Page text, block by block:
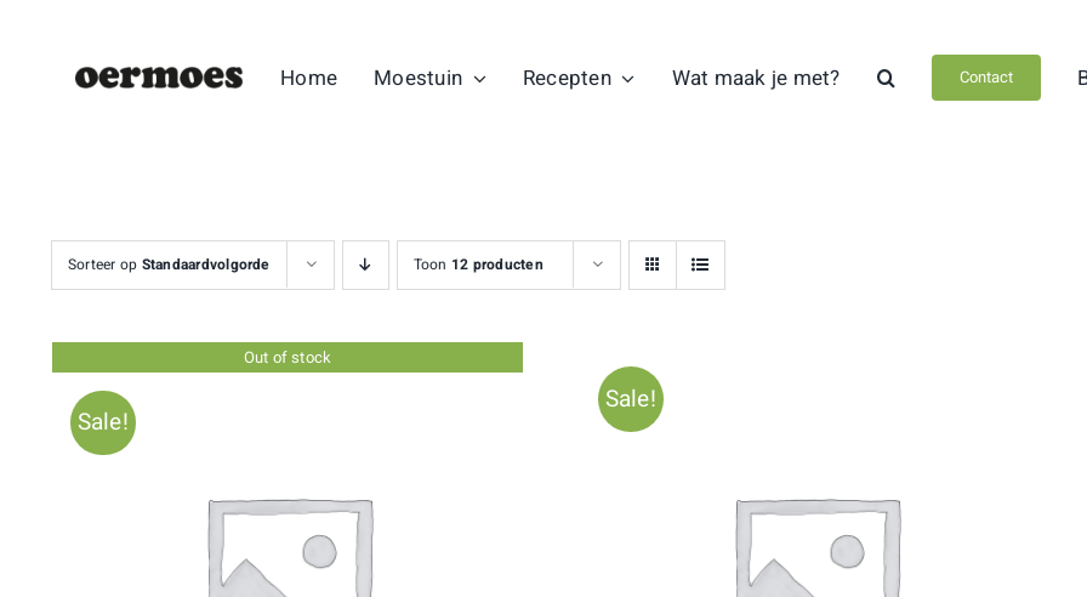
Home Moestuin Recepten Wat maak je met? Contact
Sorteer op Standaardvolgorde Toon 12 producten
Out of stock
Sale!
Sale!